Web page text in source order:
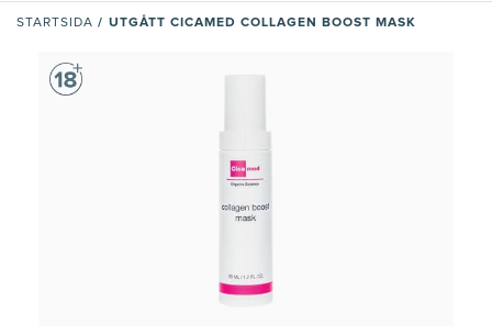
STARTSIDA / UTGÅTT CICAMED COLLAGEN BOOST MASK